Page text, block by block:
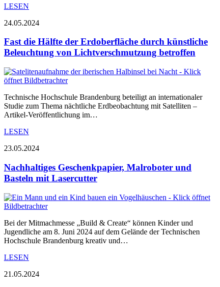
LESEN
24.05.2024
Fast die Hälfte der Erdoberfläche durch künstliche
Beleuchtung von Lichtverschmutzung betroffen
Technische Hochschule Brandenburg beteiligt an internationaler
Studie zum Thema nächtliche Erdbeobachtung mit Satelliten –
Artikel-Veröffentlichung im…
LESEN
23.05.2024
Nachhaltiges Geschenkpapier, Malroboter und
Basteln mit Lasercutter
Bei der Mitmachmesse „Build & Create“ können Kinder und
Jugendliche am 8. Juni 2024 auf dem Gelände der Technischen
Hochschule Brandenburg kreativ und…
LESEN
21.05.2024